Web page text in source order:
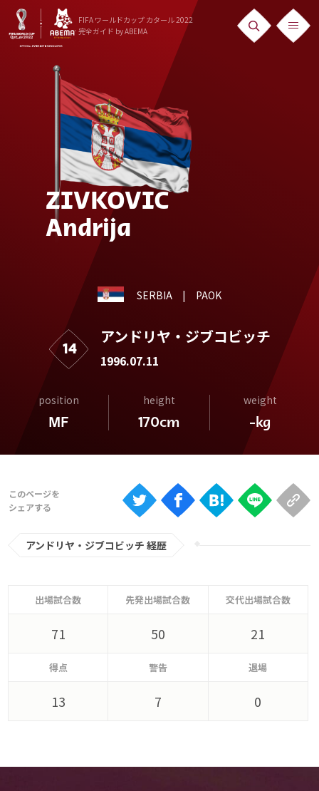
FIFA ワールドカップ カタール 2022
完全ガイド by ABEMA
ニュース
出場国
Teams
日本代表
Team Japan
日程・結果
ランキング
Ranking
大会について
Android
TV
SERBIA | PAOK
ZIVKOVIC
Andrija
14
アンドリヤ・ジブコビッチ
1996.07.11
position
MF
height
170cm
weight
-kg
アンドリヤ・ジブコビッチ 経歴
出場試合数
71
先発出場試合数
50
交代出場試合数
21
得点
13
警告
7
退場
0